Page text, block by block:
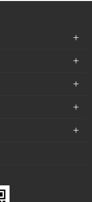
+
+
+
+
+